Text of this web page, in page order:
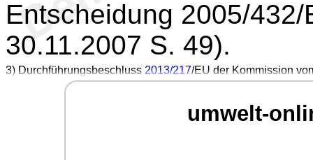
Entscheidung 2005/
30.11.2007 S. 49).
3) Durchführungsbeschluss 2013/217/EU der Kommission
umwelt-